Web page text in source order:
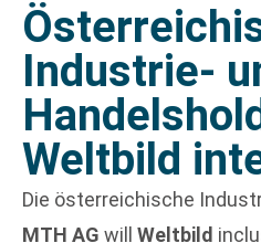
Industrie-
Weltbild
Die österreichische
MTH AG will Weltbild